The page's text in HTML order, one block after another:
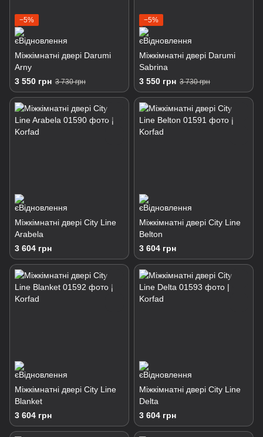
−5%
Міжкімнатні двері Darumi
Arny
3 550 грн 3 730 грн
−5%
Міжкімнатні двері Darumi
Sabrina
3 550 грн 3 730 грн
Міжкімнатні двері City Line
Arabela
3 604 грн
Міжкімнатні двері City Line
Belton
3 604 грн
Міжкімнатні двері City Line
Blanket
3 604 грн
Міжкімнатні двері City Line
Delta
3 604 грн